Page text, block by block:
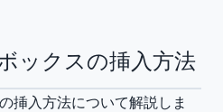
ックスの挿入方法
挿入方法について解説しま